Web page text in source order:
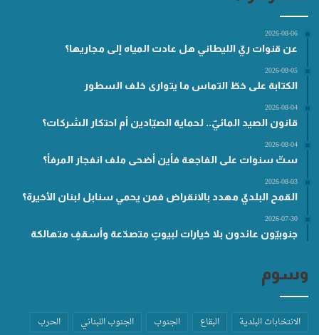
2026-08-06
عن قنوات ريّ الليطاني هل عادت المياه إلى مجاريها؟
2026-08-05
الكتابة على خطّ التماس ما يتوارى خلف السطور
2026-08-04
قانون الصيد المائيّ.. لحماية الصيّادين أم احتكار الشركات؟
2026-08-04
ستّ سنوات على الفاجعة فأين أضحى ملف انفجار المرفأ؟
2026-08-03
القمح البلديّ مهدد بالانقراض فمن يحمي سنابل لبنان الأخيرة؟
2026-07-30
جنوبيّون عائدون بلا خيارات لبيوتٍ متصدّعة وأسقفٍ متهالكة
وسوم
الانتخابات البلدية البقاع الجنوب الجنوب اللبناني
الحرب